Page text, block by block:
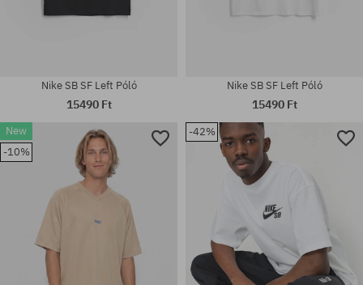
Elérhető méretek:
S; M; L; XL; XXL
Elérhető méretek:
Nike SB SF Left Póló
15490 Ft
Nike SB SF Left Póló
15490 Ft
New
-10%
-42%